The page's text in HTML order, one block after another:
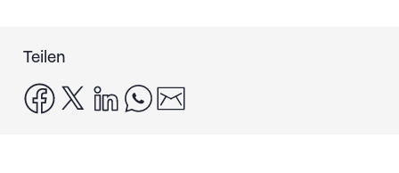
Teilen
facebook
x linkedinwhatsapp